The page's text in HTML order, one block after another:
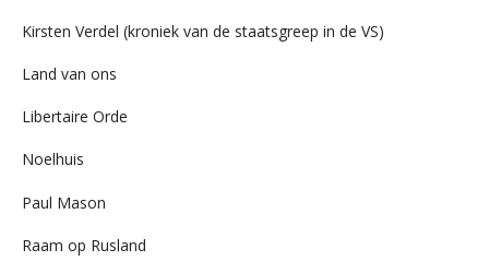
Kirsten Verdel (kroniek van de staatsgreep in de VS)
Land van ons
Libertaire Orde
Noelhuis
Paul Mason
Raam op Rusland